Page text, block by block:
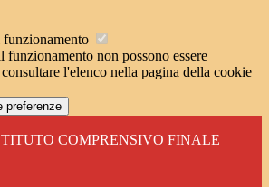
funzionamento
funzionamento non possono essere
l'elenco nella pagina della cookie
preferenze
COMPRENSIVO FINALE